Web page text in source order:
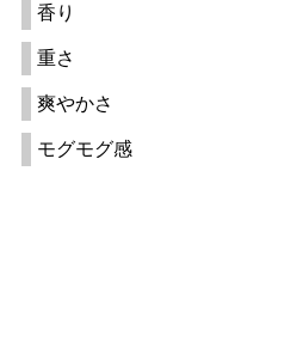
香り
重さ
爽やかさ
モグモグ感